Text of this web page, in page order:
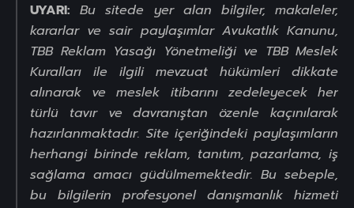
UYARI: Bu sitede yer alan bilgiler, makaleler,
kararlar ve sair paylaşımlar Avukatlık Kanunu,
TBB Reklam Yasağı Yönetmeliği ve TBB Meslek
Kuralları ile ilgili mevzuat hükümleri dikkate
alınarak ve meslek itibarını zedeleyecek her
türlü tavır ve davranıştan özenle kaçınılarak
hazırlanmaktadır. Site içeriğindeki paylaşımların
herhangi birinde reklam, tanıtım, pazarlama, iş
sağlama amacı güdülmemektedir. Bu sebeple,
bu bilgilerin profesyonel danışmanlık hizmeti